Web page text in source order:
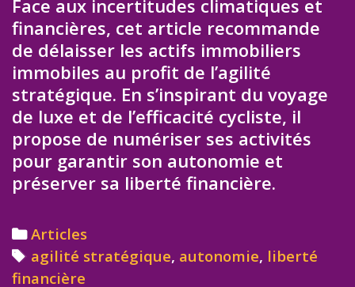
Face aux incertitudes climatiques et
financières, cet article recommande
de délaisser les actifs immobiliers
immobiles au profit de l’agilité
stratégique. En s’inspirant du voyage
de luxe et de l’efficacité cycliste, il
propose de numériser ses activités
pour garantir son autonomie et
préserver sa liberté financière.
Categories
Articles
Tags
agilité stratégique, autonomie, liberté
financière